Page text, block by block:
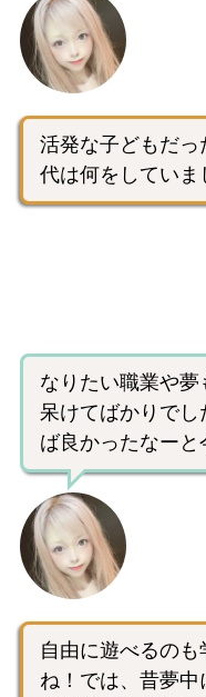
活発な子どもだ
代は何をしていま
なりたい職業や
呆けてばかりで
ば良かったなーと
自由に遊べるの
ね！では、昔夢